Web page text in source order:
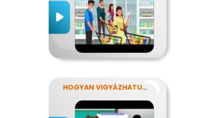
HOGYAN VIGYÁZHATUNK A FÖLDRE?